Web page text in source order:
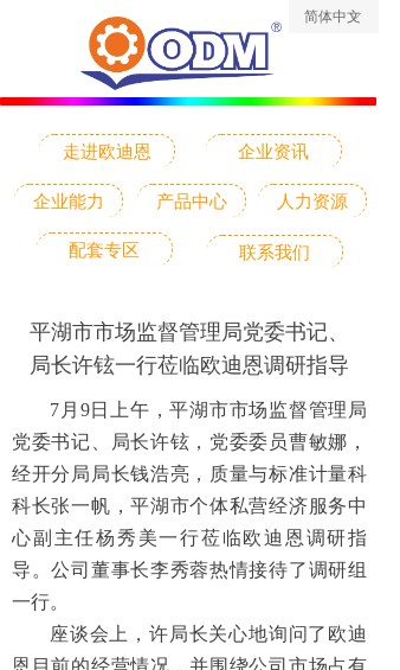
走进欧迪恩
人力资源
企业资讯
联系我们
企业能力
配套专区
ꀅ
简体中文
产品中心
平湖市市场监督管理局党委书记、
局长许铉一行莅临欧迪恩调研指导
7月9日上午，平湖市市场监督管理局
党委书记、局长许铉，党委委员曹敏娜，
经开分局局长钱浩亮，质量与标准计量科
科长张一帆，平湖市个体私营经济服务中
心副主任杨秀美一行莅临欧迪恩调研指
导。公司董事长李秀蓉热情接待了调研组
一行。
座谈会上，许局长关心地询问了欧迪
恩目前的经营情况，并围绕公司市场占有